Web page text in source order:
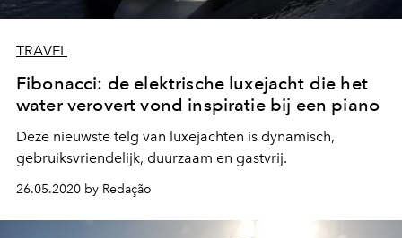
TRAVEL
Fibonacci: de elektrische luxejacht die het
water verovert vond inspiratie bij een piano
Deze nieuwste telg van luxejachten is dynamisch,
gebruiksvriendelijk, duurzaam en gastvrij.
26.05.2020 by Redação